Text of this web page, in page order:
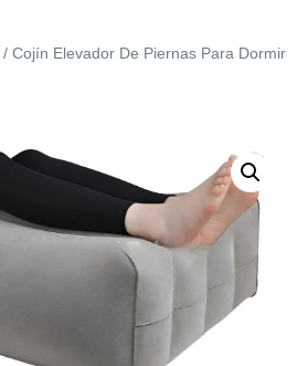
/ Cojín Elevador De Piernas Para Dormir